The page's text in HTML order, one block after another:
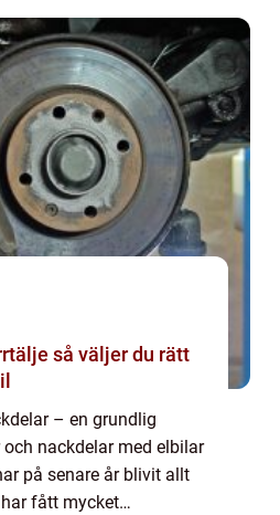
du rätt
– en grundlig
nackdelar med elbilar
på senare år blivit allt
fått mycket